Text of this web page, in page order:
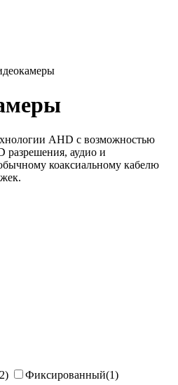
AHD с возможностью
разрешения, аудио и
коаксиальному кабелю
Фиксированный(1)